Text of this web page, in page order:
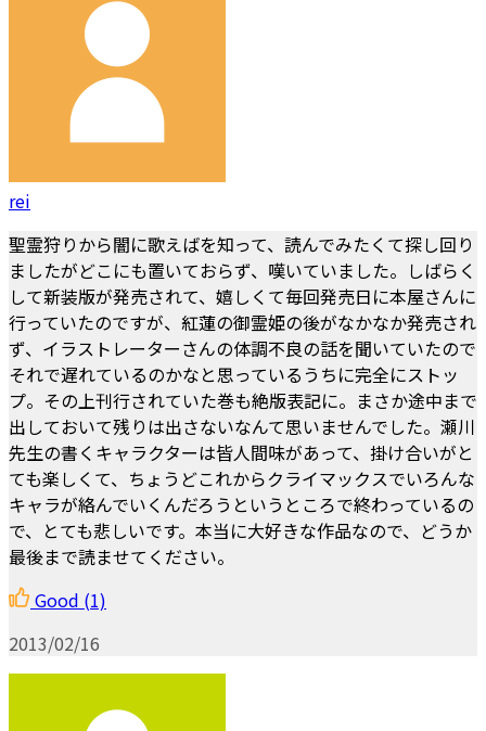
rei
聖霊狩りから闇に歌えばを知って、読んでみたくて探し回り
ましたがどこにも置いておらず、嘆いていました。しばらく
して新装版が発売されて、嬉しくて毎回発売日に本屋さんに
行っていたのですが、紅蓮の御霊姫の後がなかなか発売され
ず、イラストレーターさんの体調不良の話を聞いていたので
それで遅れているのかなと思っているうちに完全にストッ
プ。その上刊行されていた巻も絶版表記に。まさか途中まで
出しておいて残りは出さないなんて思いませんでした。瀬川
先生の書くキャラクターは皆人間味があって、掛け合いがと
ても楽しくて、ちょうどこれからクライマックスでいろんな
キャラが絡んでいくんだろうというところで終わっているの
で、とても悲しいです。本当に大好きな作品なので、どうか
最後まで読ませてください。
Good (1)
2013/02/16